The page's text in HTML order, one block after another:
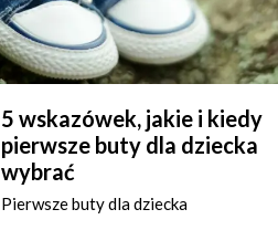
5 wskazówek, jakie i kiedy
pierwsze buty dla dziecka
wybrać
Pierwsze buty dla dziecka